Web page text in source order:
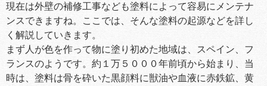
現在は外壁の補修工事なども塗料によって容易にメンテナ
ンスできますね。ここでは、そんな塗料の起源などを詳し
く解説していきます。
まず人が色を作って物に塗り初めた地域は、スペイン、フ
ランスのようです。約１万５０００年前頃から始まり、当
時は、塗料は骨を砕いた黒顔料に獣油や血液に赤鉄鉱、黄